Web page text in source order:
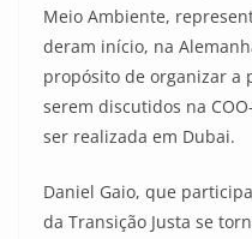
Meio Ambiente,
deram início, na
propósito de organizar a
serem discutidos na
ser realizada em Dubai.
Daniel Gaio, que
da Transição Justa se